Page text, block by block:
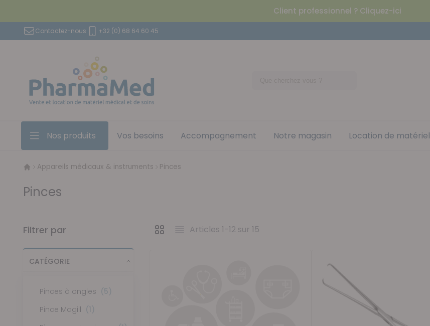
Client professionnel ? Cliquez-ici
Aller au contenu
Contactez-nous +32 (0) 68 64 60 45
Nos produits Vos besoins Accompagnement Notre magasin Location de matériel
Appareils médicaux & instruments Pinces
Pinces
Afficher enArticles 1-12 sur 15
Filtrer par
CATÉGORIE
Pinces à ongles 5
articles
Pince Magill
1
article